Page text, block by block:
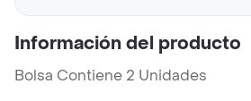
Información del producto
Bolsa Contiene 2 Unidades